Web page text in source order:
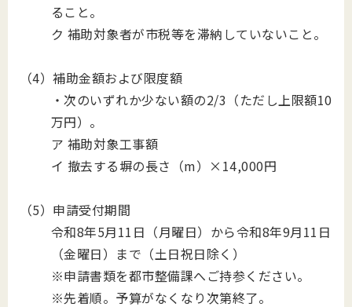
ること。
ク 補助対象者が市税等を滞納していないこと。
（4）補助金額および限度額
・次のいずれか少ない額の2/3（ただし上限額10
万円）。
ア 補助対象工事額
イ 撤去する塀の長さ（m）×14,000円
（5）申請受付期間
令和8年5月11日（月曜日）から令和8年9月11日
（金曜日）まで（土日祝日除く）
※申請書類を都市整備課へご持参ください。
※先着順。予算がなくなり次第終了。